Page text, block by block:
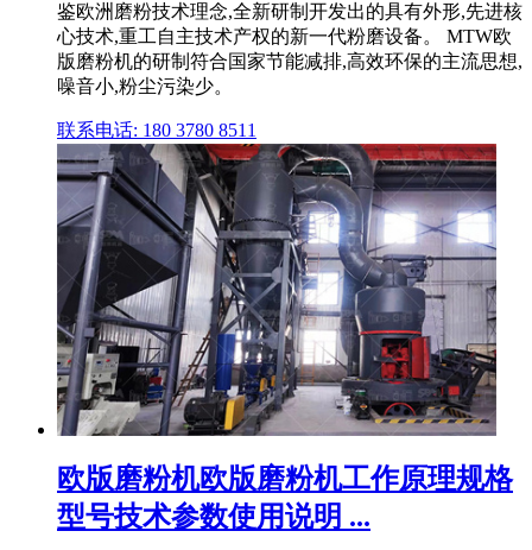
鉴欧洲磨粉技术理念,全新研制开发出的具有外形,先进核
心技术,重工自主技术产权的新一代粉磨设备。 MTW欧
版磨粉机的研制符合国家节能减排,高效环保的主流思想,
噪音小,粉尘污染少。
联系电话: 180 3780 8511
欧版磨粉机欧版磨粉机工作原理规格
型号技术参数使用说明 ...